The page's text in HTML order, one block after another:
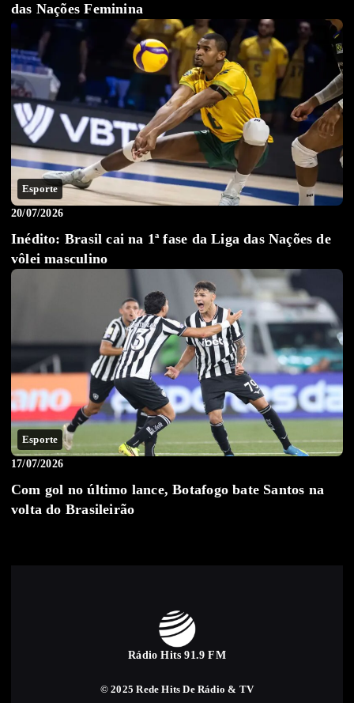
das Nações Feminina
Esporte
20/07/2026
Inédito: Brasil cai na 1ª fase da Liga das Nações de
vôlei masculino
Esporte
17/07/2026
Com gol no último lance, Botafogo bate Santos na
volta do Brasileirão
Rádio Hits 91.9 FM
© 2025 Rede Hits De Rádio & TV